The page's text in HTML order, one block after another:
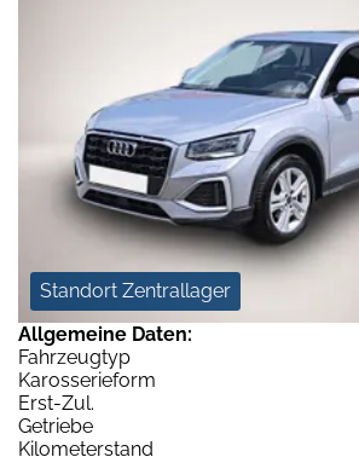
Standort Zentrallager
Allgemeine Daten:
Fahrzeugtyp
Karosserieform
Erst-Zul.
Getriebe
Kilometerstand